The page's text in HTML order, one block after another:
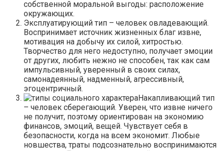
собственной моральной выгоды: расположение
окружающих.
Эксплуатирующий тип – человек овладевающий.
Воспринимает источник жизненных благ извне,
мотивация на добычу их силой, хитростью.
Творчество для него недоступно, получает эмоции
от других, любить нежно не способен, так как сам
импульсивный, уверенный в своих силах,
самонадеянный, надменный, агрессивный,
эгоцентричный.
Накапливающий тип
– человек сберегающий. Уверен, что извне ничего
не получит, поэтому ориентирован на экономию
финансов, эмоций, вещей. Чувствует себя в
безопасности, когда на всем экономит. Любые
новшества, траты подсознательно воспринимаются